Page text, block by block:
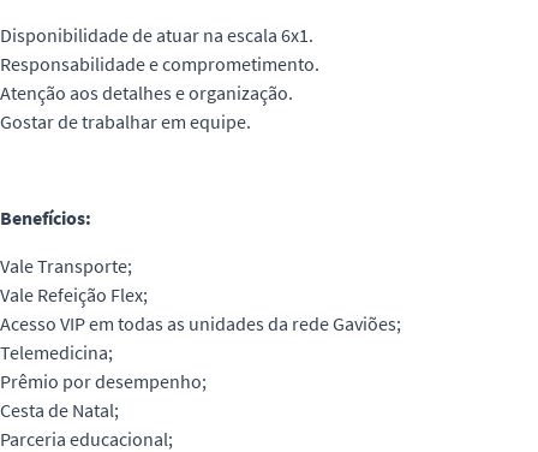
Disponibilidade de atuar na escala 6x1.
Responsabilidade e comprometimento.
Atenção aos detalhes e organização.
Gostar de trabalhar em equipe.
Benefícios:
Vale Transporte;
Vale Refeição Flex;
Acesso VIP em todas as unidades da rede Gaviões;
Telemedicina;
Prêmio por desempenho;
Cesta de Natal;
Parceria educacional;